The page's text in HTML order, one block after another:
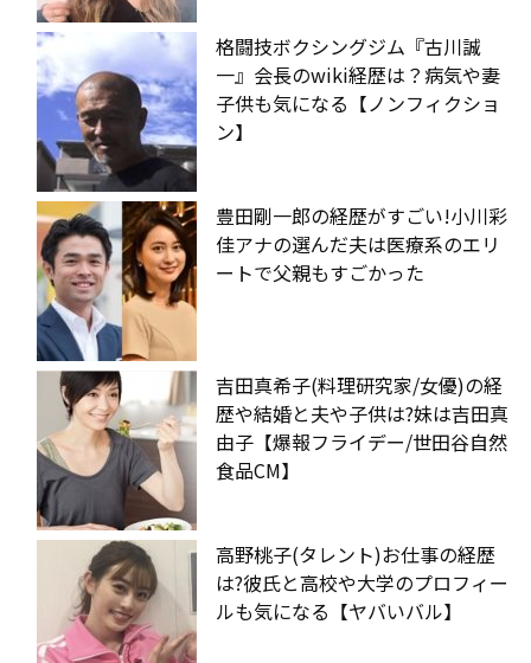
格闘技ボクシングジム『古川誠
一』会長のwiki経歴は？病気や妻
子供も気になる【ノンフィクショ
ン】
豊田剛一郎の経歴がすごい!小川彩
佳アナの選んだ夫は医療系のエリ
ートで父親もすごかった
吉田真希子(料理研究家/女優)の経
歴や結婚と夫や子供は?妹は吉田真
由子【爆報フライデー/世田谷自然
食品CM】
高野桃子(タレント)お仕事の経歴
は?彼氏と高校や大学のプロフィー
ルも気になる【ヤバいバル】